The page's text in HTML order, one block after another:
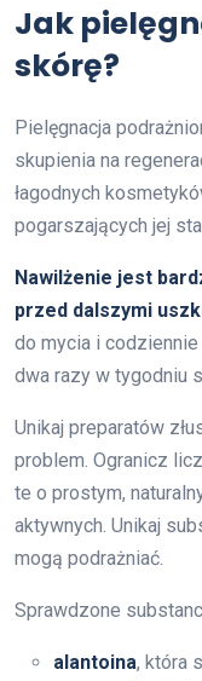
Jak
skórę?
Pielęgnacja
skupienia na
łagodnych
pogarszających jej
Nawilżenie jest
przed dalszymi
do mycia i
dwa razy w tygodniu
Unikaj preparatów
problem. Ogranicz
te o prostym,
aktywnych. Unikaj
mogą podrażniać.
Sprawdzone
alantoina, która